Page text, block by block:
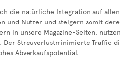
die natürliche Integration auf
und Nutzer und steigern somit
in unsere Magazine-Seiten,
Streuverlustminimierte Traffic
Abverkaufspotential.